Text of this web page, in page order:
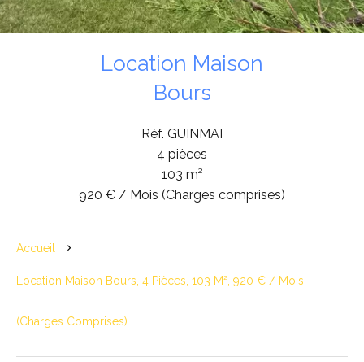
Location Maison
Bours
Réf. GUINMAI
4 pièces
103 m²
920 € / Mois (Charges comprises)
Accueil
Location Maison Bours, 4 Pièces, 103 M², 920 € / Mois
(Charges Comprises)